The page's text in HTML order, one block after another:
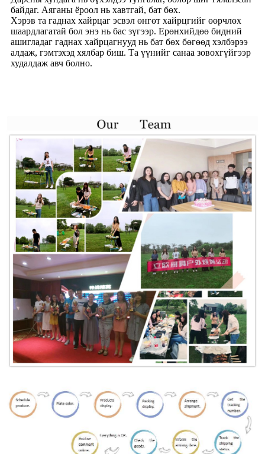
байдаг. Аяганы ёроол нь хавтгай, бат бөх.
Хэрэв та гаднах хайрцаг эсвэл өнгөт хайрцгийг өөрчлөх
шаардлагатай бол энэ нь бас зүгээр. Ерөнхийдөө бидний
ашигладаг гаднах хайрцагнууд нь бат бөх бөгөөд хэлбэрээ
алдаж, гэмтэхэд хялбар биш. Та үүнийг санаа зовохгүйгээр
худалдаж авч болно.